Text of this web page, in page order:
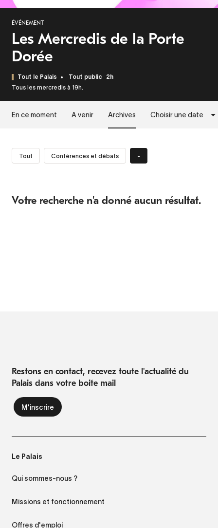
ÉVÉNEMENT
Les Mercredis de la Porte
Dorée
Tout le Palais Tout public 2h
Tous les mercredis à 19h.
En ce moment A venir Archives Choisir une date
Tout Conférences et débats -
Votre recherche n'a donné aucun résultat.
Restons en contact, recevez toute l'actualité du
Palais dans votre boite mail
Le Palais
Qui sommes-nous ?
Missions et fonctionnement
Offres d'emploi